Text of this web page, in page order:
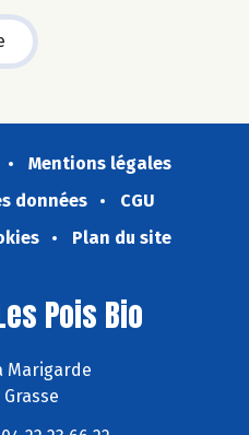
Mentions légales
données
CGU
Plan du site
Pois Bio
Marigarde